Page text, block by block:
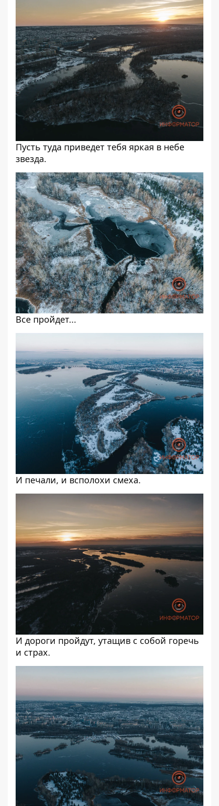
Пусть туда приведет тебя яркая в небе
звезда.
Все пройдет...
И печали, и всполохи смеха.
И дороги пройдут, утащив с собой горечь
и страх.